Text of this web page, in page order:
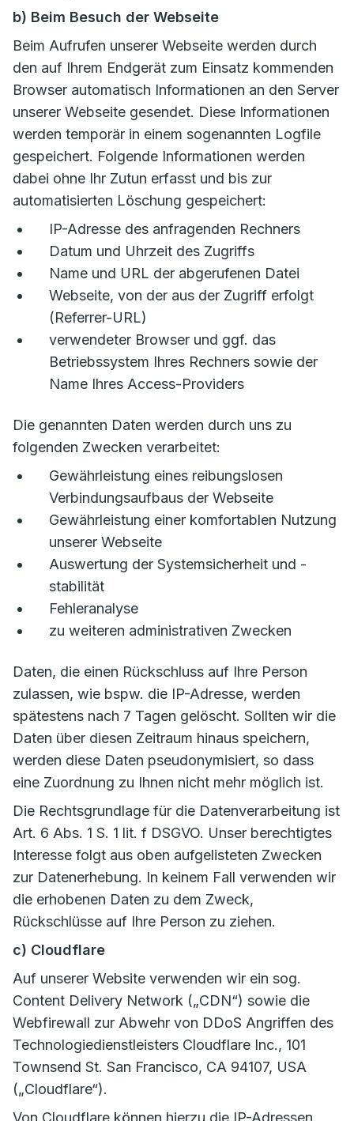
b) Beim Besuch der Webseite
Beim Aufrufen unserer Webseite werden durch
den auf Ihrem Endgerät zum Einsatz kommenden
Browser automatisch Informationen an den Server
unserer Webseite gesendet. Diese Informationen
werden temporär in einem sogenannten Logfile
gespeichert. Folgende Informationen werden
dabei ohne Ihr Zutun erfasst und bis zur
automatisierten Löschung gespeichert:
IP-Adresse des anfragenden Rechners
Datum und Uhrzeit des Zugriffs
Name und URL der abgerufenen Datei
Webseite, von der aus der Zugriff erfolgt
(Referrer-URL)
verwendeter Browser und ggf. das
Betriebssystem Ihres Rechners sowie der
Name Ihres Access-Providers
Die genannten Daten werden durch uns zu
folgenden Zwecken verarbeitet:
Gewährleistung eines reibungslosen
Verbindungsaufbaus der Webseite
Gewährleistung einer komfortablen Nutzung
unserer Webseite
Auswertung der Systemsicherheit und -
stabilität
Fehleranalyse
zu weiteren administrativen Zwecken
Daten, die einen Rückschluss auf Ihre Person
zulassen, wie bspw. die IP-Adresse, werden
spätestens nach 7 Tagen gelöscht. Sollten wir die
Daten über diesen Zeitraum hinaus speichern,
werden diese Daten pseudonymisiert, so dass
eine Zuordnung zu Ihnen nicht mehr möglich ist.
Die Rechtsgrundlage für die Datenverarbeitung ist
Art. 6 Abs. 1 S. 1 lit. f DSGVO. Unser berechtigtes
Interesse folgt aus oben aufgelisteten Zwecken
zur Datenerhebung. In keinem Fall verwenden wir
die erhobenen Daten zu dem Zweck,
Rückschlüsse auf Ihre Person zu ziehen.
c) Cloudflare
Auf unserer Website verwenden wir ein sog.
Content Delivery Network („CDN“) sowie die
Webfirewall zur Abwehr von DDoS Angriffen des
Technologiedienstleisters Cloudflare Inc., 101
Townsend St. San Francisco, CA 94107, USA
(„Cloudflare“).
Von Cloudflare können hierzu die IP-Adressen,